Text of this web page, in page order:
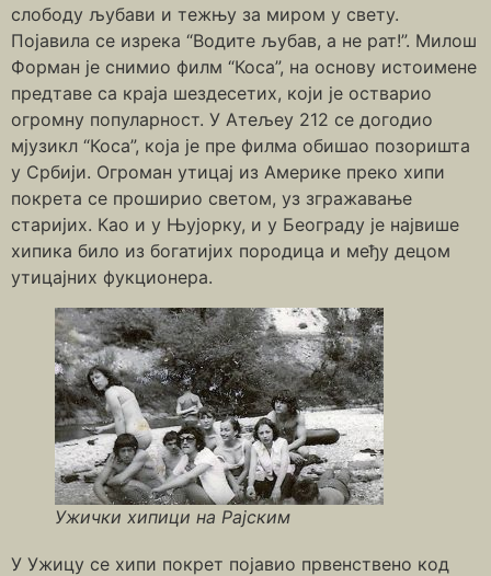
слободу љубави и тежњу за миром у свету.
Појавила се изрека “Водите љубав, а не рат!”. Милош
Форман је снимио филм “Коса”, на основу истоимене
предтаве са краја шездесетих, који је остварио
огромну популарност. У Атељеу 212 се догодио
мјузикл “Коса”, која је пре филма обишао позоришта
у Србији. Огроман утицај из Америке преко хипи
покрета се проширио светом, уз згражавање
старијих. Као и у Њујорку, и у Београду је највише
хипика било из богатијих породица и међу децом
утицајних фукционера.
Ужички хипици на Рајским
У Ужицу се хипи покрет појавио првенствено код